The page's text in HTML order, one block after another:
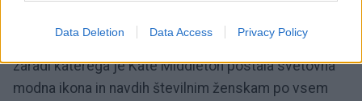
Data Deletion Data Access Privacy Policy
premišljen pristop k pričeskam in negi las je tisti,
zaradi katerega je Kate Middleton postala svetovna
modna ikona in navdih številnim ženskam po vsem